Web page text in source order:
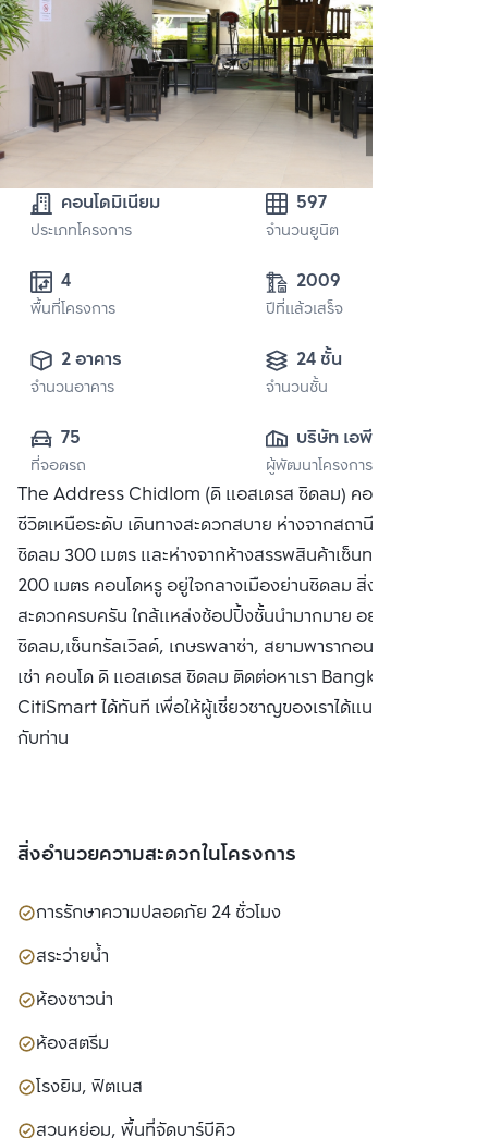
คอนโดมิเนียม
ประเภทโครงการ
597
จำนวนยูนิต
4
พื้นที่โครงการ
2009
ปีที่แล้วเสร็จ
2 อาคาร
จำนวนอาคาร
24 ชั้น
จำนวนชั้น
75
ที่จอดรถ
บริษัท เอพี (ไทย
แลนด์)
จำกัด(มหาชน)
ผู้พัฒนาโครงการ
The Address Chidlom (ดิ แอสเดรส ชิดลม) คอนโดที่ให้คุณใช้
ชีวิตเหนือระดับ เดินทางสะดวกสบาย ห่างจากสถานีรถไฟฟ้า BTS
ชิดลม 300 เมตร และห่างจากห้างสรรพสินค้าเซ็นทรัล ชิดลม
200 เมตร คอนโดหรู อยู่ใจกลางเมืองย่านชิดลม สิ่งอำนวย
สะดวกครบครัน ใกล้แหล่งช้อปปิ้งชั้นนำมากมาย อย่าง เซ็นทรัล
ชิดลม,เซ็นทรัลเวิลด์, เกษรพลาซ่า, สยามพารากอน ซื้อ ขาย หรือ
เช่า คอนโด ดิ แอสเดรส ชิดลม ติดต่อหาเรา Bangkok
CitiSmart ได้ทันที เพื่อให้ผู้เชี่ยวชาญของเราได้แนะนำคอนโดให้
กับท่าน
สิ่งอำนวยความสะดวกในโครงการ
การรักษาความปลอดภัย 24 ชั่วโมง
สระว่ายน้ำ
ห้องซาวน่า
ห้องสตรีม
โรงยิม, ฟิตเนส
สวนหย่อม, พื้นที่จัดบาร์บีคิว